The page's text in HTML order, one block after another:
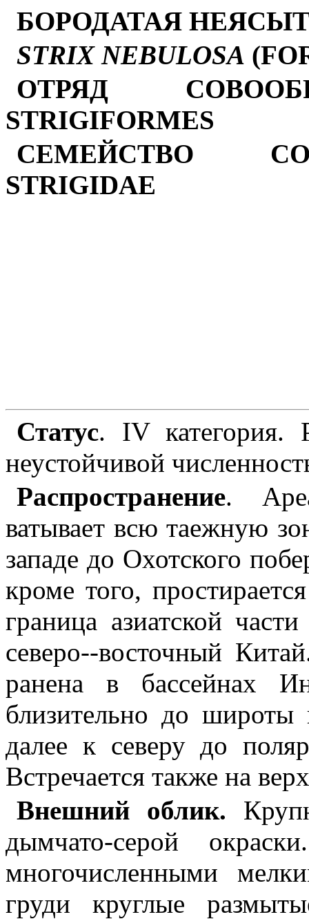
БОРОДАТАЯ
STRIX NEBULOSA
ОТРЯД
STRIGIFORMES
СЕМЕЙСТВО
STRIGIDAE
Статус. IV категория.
неустойчивой
Распространение.
ватывает всю таежную
западе до Охотского
кроме того,
граница азиатской
северо--восточный
ранена в бассейнах
близительно до широты
далее к северу до
Встречается также на
Внешний облик.
дымчато-серой
многочисленными
груди круглые